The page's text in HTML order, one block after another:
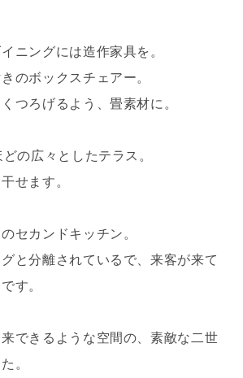
ニングには造作家具を。
のボックスチェアー。
つろげるよう、畳素材に。
の広々としたテラス。
せます。
セカンドキッチン。
と分離されているで、来客が来て
す。
できるような空間の、素敵な二世
。